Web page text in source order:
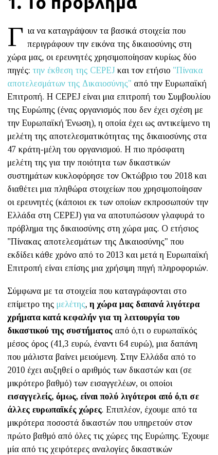
Γ ια να καταγράψουν τα βασικά στοιχεία που
περιγράφουν την εικόνα της δικαιοσύνης στη
χώρα μας, οι ερευνητές χρησιμοποίησαν κυρίως δύο
πηγές: την έκθεση της CEPEJ και τον ετήσιο "Πίνακα
αποτελεσμάτων της Δικαιοσύνης" από την Ευρωπαϊκή
Επιτροπή. Η CEPEJ είναι μια επιτροπή του Συμβουλίου
της Ευρώπης (ένας οργανισμός που δεν έχει σχέση με
την Ευρωπαϊκή Ένωση), η οποία έχει ως αντικείμενο τη
μελέτη της αποτελεσματικότητας της δικαιοσύνης στα
47 κράτη-μέλη του οργανισμού. Η πιο πρόσφατη
μελέτη της για την ποιότητα των δικαστικών
συστημάτων κυκλοφόρησε τον Οκτώβριο του 2018 και
διαθέτει μια πληθώρα στοιχείων που χρησιμοποίησαν
οι ερευνητές (κάποιοι εκ των οποίων εκπροσωπούν την
Ελλάδα στη CEPEJ) για να αποτυπώσουν γλαφυρά το
πρόβλημα της δικαιοσύνης στη χώρα μας. Ο ετήσιος
"Πίνακας αποτελεσμάτων της Δικαιοσύνης" που
εκδίδει κάθε χρόνο από το 2013 και μετά η Ευρωπαϊκή
Επιτροπή είναι επίσης μια χρήσιμη πηγή πληροφοριών.
Σύμφωνα με τα στοιχεία που καταγράφονται στο
επίμετρο της μελέτης, η χώρα μας δαπανά λιγότερα
χρήματα κατά κεφαλήν για τη λειτουργία του
δικαστικού της συστήματος από ό,τι ο ευρωπαϊκός
μέσος όρος (41,3 ευρώ, έναντι 64 ευρώ), μια δαπάνη
που μάλιστα βαίνει μειούμενη. Στην Ελλάδα από το
2010 έχει αυξηθεί ο αριθμός των δικαστών και (σε
μικρότερο βαθμό) των εισαγγελέων, οι οποίοι
εισαγγελείς, όμως, είναι πολύ λιγότεροι από ό,τι σε
άλλες ευρωπαϊκές χώρες. Επιπλέον, έχουμε από τα
μικρότερα ποσοστά δικαστών που υπηρετούν στον
πρώτο βαθμό από όλες τις χώρες της Ευρώπης. Έχουμε
μία από τις χειρότερες αναλογίες δικαστικών